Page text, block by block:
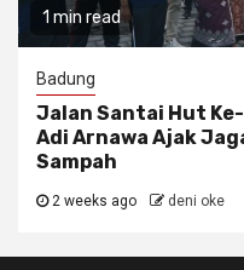
1 min read
Badung
Jalan Santai Hut
Adi Arnawa Ajak
Sampah
2 weeks ago deni oke